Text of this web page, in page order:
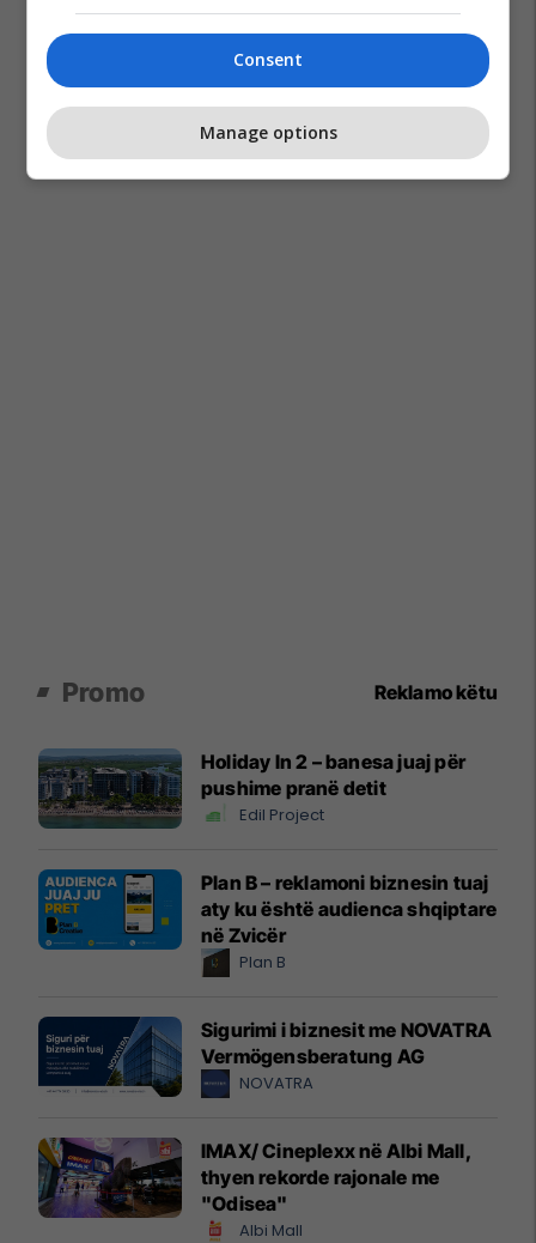
Promo Reklamo këtu
Holiday In 2 – banesa juaj për
pushime pranë detit
Edil Project
Plan B – reklamoni biznesin tuaj
aty ku është audienca shqiptare
në Zvicër
Plan B
Sigurimi i biznesit me NOVATRA
Vermögensberatung AG
NOVATRA
IMAX/ Cineplexx në Albi Mall,
thyen rekorde rajonale me
"Odisea"
Albi Mall
Consent
Manage options